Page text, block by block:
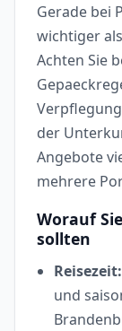
Gerade bei
wichtiger
Achten Sie
der
Angebote
mehrere
Worauf
sollten
Reisezeit:
und